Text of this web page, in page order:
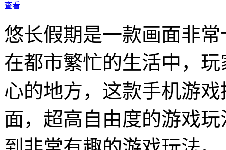
查看
悠长假期是一款画面非
在都市繁忙的生活中，
心的地方，这款手机游
面，超高自由度的游戏